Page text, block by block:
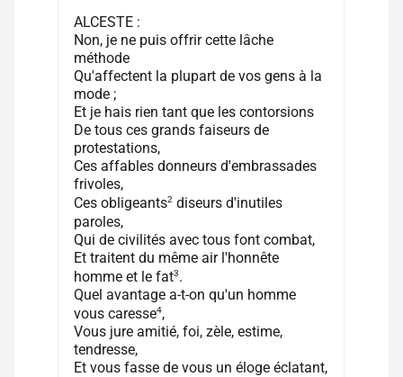
ALCESTE :
Non, je ne puis offrir cette lâche
méthode
Qu'affectent la plupart de vos gens à la
mode ;
Et je hais rien tant que les contorsions
De tous ces grands faiseurs de
protestations,
Ces affables donneurs d'embrassades
frivoles,
Ces obligeants2 diseurs d'inutiles
paroles,
Qui de civilités avec tous font combat,
Et traitent du même air l'honnête
homme et le fat3.
Quel avantage a-t-on qu'un homme
vous caresse4,
Vous jure amitié, foi, zèle, estime,
tendresse,
Et vous fasse de vous un éloge éclatant,